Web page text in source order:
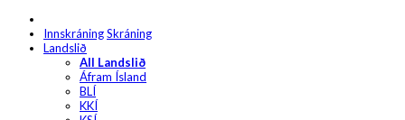
InnskráningSkráning
Landslið
All Landslið
Áfram Ísland
BLÍ
KKÍ